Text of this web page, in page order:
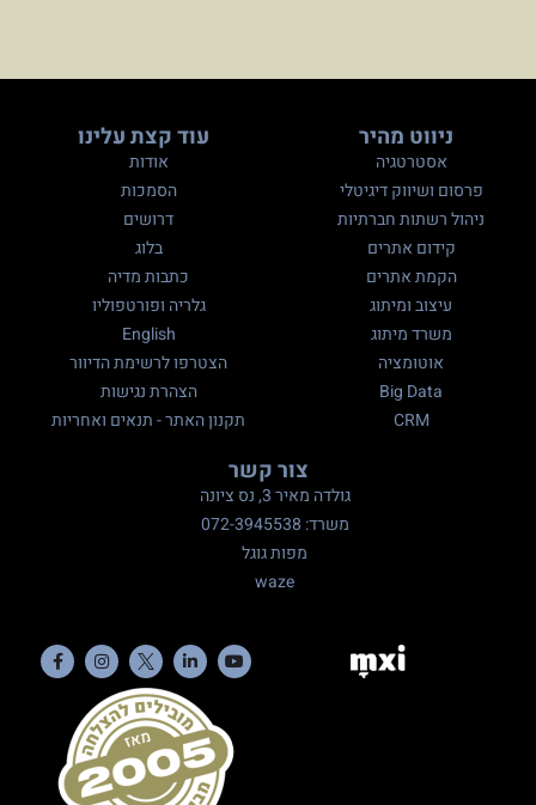
ניווט מהיר
אסטרטגיה
פרסום ושיווק דיגיטלי
ניהול רשתות חברתיות
קידום אתרים
הקמת אתרים
עיצוב ומיתוג
משרד מיתוג
אוטומציה
Big Data
CRM
עוד קצת עלינו
אודות
הסמכות
דרושים
בלוג
כתבות מדיה
גלריה ופורטפוליו
English
הצטרפו לרשימת הדיוור
הצהרת נגישות
תקנון האתר - תנאים ואחריות
צור קשר
גולדה מאיר 3, נס ציונה
משרד: 072-3945538
מפות גוגל
waze